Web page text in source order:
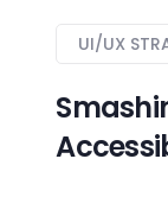
UI/UX